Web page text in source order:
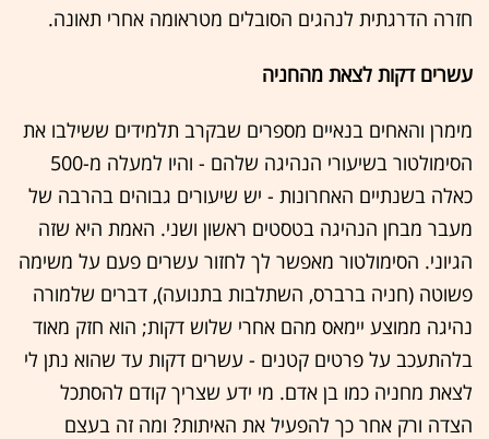
חזרה הדרגתית לנהגים הסובלים מטראומה אחרי תאונה.
עשרים דקות לצאת מהחניה
מימרן והאחים בנאיים מספרים שבקרב תלמידים ששילבו את
הסימולטור בשיעורי הנהיגה שלהם - והיו למעלה מ-500
כאלה בשנתיים האחרונות - יש שיעורים גבוהים בהרבה של
מעבר מבחן הנהיגה בטסטים ראשון ושני. האמת היא שזה
הגיוני. הסימולטור מאפשר לך לחזור עשרים פעם על משימה
פשוטה (חניה ברברס, השתלבות בתנועה), דברים שלמורה
נהיגה ממוצע יימאס מהם אחרי שלוש דקות; הוא חזק מאוד
בלהתעכב על פרטים קטנים - עשרים דקות עד שהוא נתן לי
לצאת מחניה כמו בן אדם. מי ידע שצריך קודם להסתכל
הצדה ורק אחר כך להפעיל את האיתות? ומה זה בעצם